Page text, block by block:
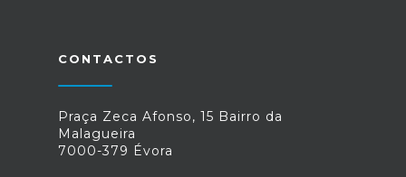
CONTACTOS
Praça Zeca Afonso, 15 Bairro da
Malagueira
7000-379 Évora